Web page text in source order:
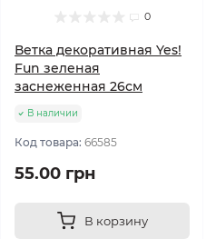
0
Ветка декоративная Yes!
Fun зеленая
заснеженная 26см
В наличии
Код товара: 66585
55.00 грн
В корзину